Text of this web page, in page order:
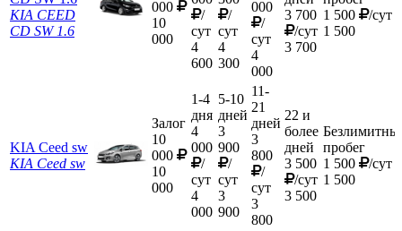
KIA CEED
CD SW 1.6
000
10
000
/
сут
4
600
/
сут
4
300
000
/
сут
4
000
3 700
/сут
3 700
1 500
/сут
1 500
KIA Ceed sw
KIA Сeed sw
Залог
10
000
10
000
1-4
дня
4
000
/
сут
4
000
5-10
дней
3
900
/
сут
3
900
11-
21
дней
3
800
/
сут
3
800
22 и
более
дней
3 500
/сут
3 500
пробег
1 500
/сут
1 500